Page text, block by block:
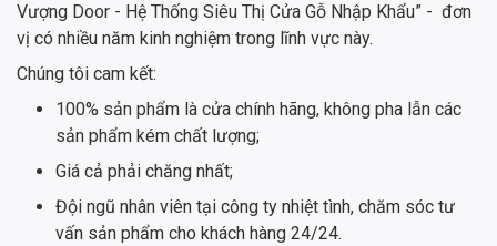
Vượng Door - Hệ Thống Siêu Thị Cửa Gỗ Nhập Khẩu” - đơn
vị có nhiều năm kinh nghiệm trong lĩnh vực này.
Chúng tôi cam kết:
100% sản phẩm là cửa chính hãng, không pha lẫn các
sản phẩm kém chất lượng;
Giá cả phải chăng nhất;
Đội ngũ nhân viên tại công ty nhiệt tình, chăm sóc tư
vấn sản phẩm cho khách hàng 24/24.